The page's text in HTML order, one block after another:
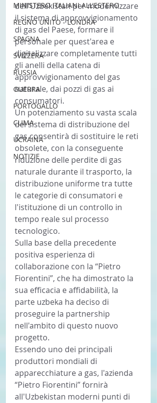
MINISTERO ITALIANI ALL'ESTERO
REGNO UNITO - LONDRA
SPAGNA
SVIZZERA
RUSSIA
GUERRA
PORTOGALLO
CLIMA
UCRAINA
NOTIZIE
dell'Uzbekistan per modernizzare
il sistema di approvvigionamento
di gas del Paese, formare il
personale per quest'area e
digitalizzare completamente tutti
gli anelli della catena di
approvvigionamento del gas
naturale, dai pozzi di gas ai
consumatori.
Un potenziamento su vasta scala
del sistema di distribuzione del
gas consentirà di sostituire le reti
obsolete, con la conseguente
riduzione delle perdite di gas
naturale durante il trasporto, la
distribuzione uniforme tra tutte
le categorie di consumatori e
l'istituzione di un controllo in
tempo reale sul processo
tecnologico.
Sulla base della precedente
positiva esperienza di
collaborazione con la “Pietro
Fiorentini”, che ha dimostrato la
sua efficacia e affidabilità, la
parte uzbeka ha deciso di
proseguire la partnership
nell'ambito di questo nuovo
progetto.
Essendo uno dei principali
produttori mondiali di
apparecchiature a gas, l'azienda
“Pietro Fiorentini” fornirà
all'Uzbekistan moderni punti di